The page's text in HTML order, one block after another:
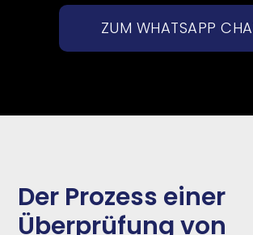
ZUM WHATSAPP
Der Prozess einer
Überprüfung von